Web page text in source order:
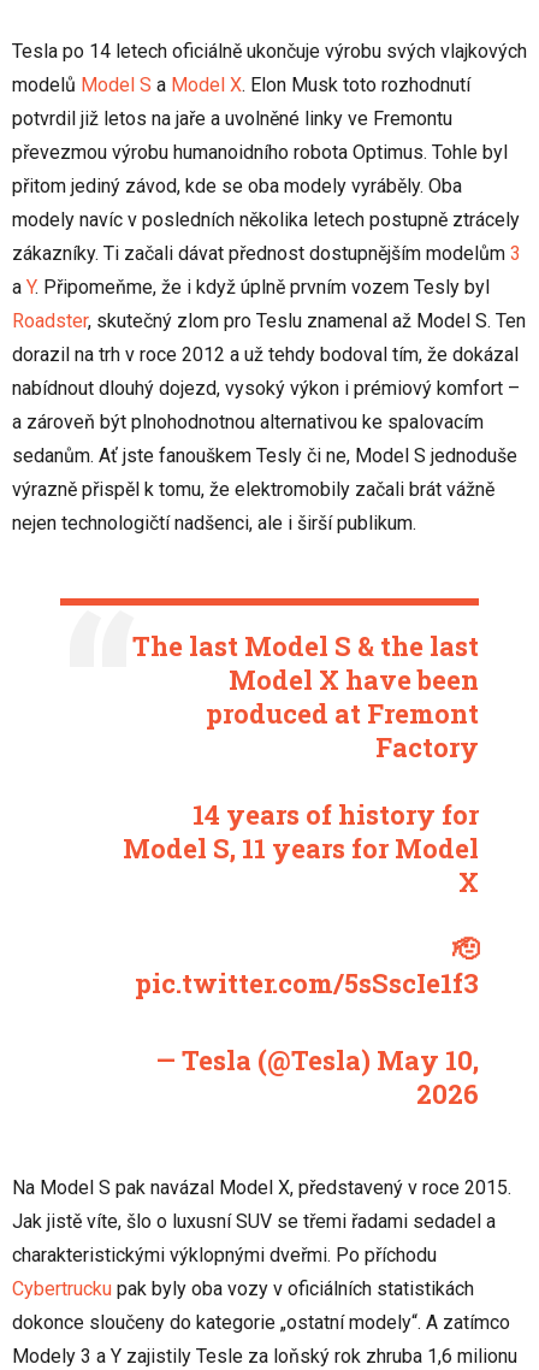
Tesla po 14 letech oficiálně ukončuje výrobu svých vlajkových
modelů Model S a Model X. Elon Musk toto rozhodnutí
potvrdil již letos na jaře a uvolněné linky ve Fremontu
převezmou výrobu humanoidního robota Optimus. Tohle byl
přitom jediný závod, kde se oba modely vyráběly. Oba
modely navíc v posledních několika letech postupně ztrácely
zákazníky. Ti začali dávat přednost dostupnějším modelům 3
a Y. Připomeňme, že i když úplně prvním vozem Tesly byl
Roadster, skutečný zlom pro Teslu znamenal až Model S. Ten
dorazil na trh v roce 2012 a už tehdy bodoval tím, že dokázal
nabídnout dlouhý dojezd, vysoký výkon i prémiový komfort –
a zároveň být plnohodnotnou alternativou ke spalovacím
sedanům. Ať jste fanouškem Tesly či ne, Model S jednoduše
výrazně přispěl k tomu, že elektromobily začali brát vážně
nejen technologičtí nadšenci, ale i širší publikum.
The last Model S & the last
Model X have been
produced at Fremont
Factory
14 years of history for
Model S, 11 years for Model
X
🫡
pic.twitter.com/5sSscIe1f3
— Tesla (@Tesla) May 10,
2026
Na Model S pak navázal Model X, představený v roce 2015.
Jak jistě víte, šlo o luxusní SUV se třemi řadami sedadel a
charakteristickými výklopnými dveřmi. Po příchodu
Cybertrucku pak byly oba vozy v oficiálních statistikách
dokonce sloučeny do kategorie „ostatní modely“. A zatímco
Modely 3 a Y zajistily Tesle za loňský rok zhruba 1,6 milionu